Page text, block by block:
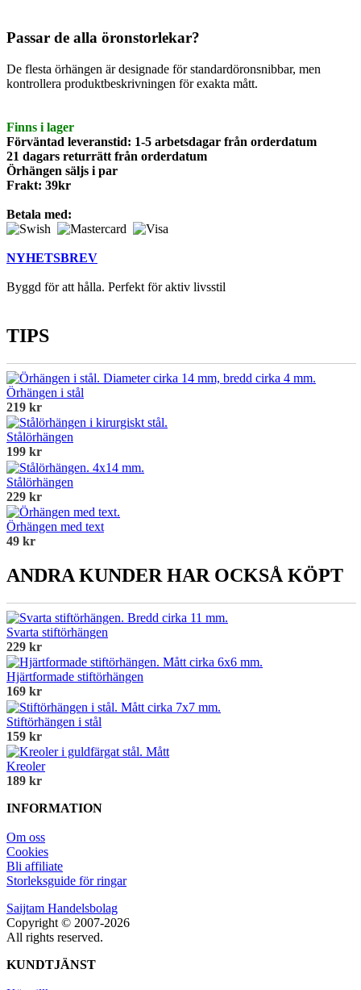
Passar de alla öronstorlekar?
De flesta örhängen är designade för standardöronsnibbar, men
kontrollera produktbeskrivningen för exakta mått.
Finns i lager
Förväntad leveranstid: 1-5 arbetsdagar från orderdatum
21 dagars returrätt från orderdatum
Örhängen säljs i par
Frakt: 39kr
Betala med:
NYHETSBREV
Byggd för att hålla. Perfekt för aktiv livsstil
TIPS
Örhängen i stål
219 kr
Stålörhängen
199 kr
Stålörhängen
229 kr
Örhängen med text
49 kr
ANDRA KUNDER HAR OCKSÅ KÖPT
Svarta stiftörhängen
229 kr
Hjärtformade stiftörhängen
169 kr
Stiftörhängen i stål
159 kr
Kreoler
189 kr
INFORMATION
Om oss
Cookies
Bli affiliate
Storleksguide för ringar
Saijtam Handelsbolag
Copyright © 2007-2026
All rights reserved.
KUNDTJÄNST